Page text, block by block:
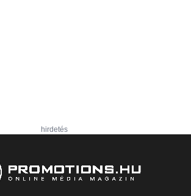
hirdetés